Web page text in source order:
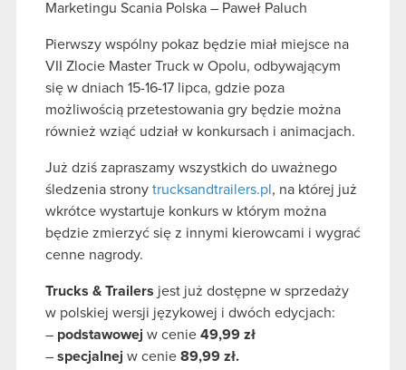
Marketingu Scania Polska – Paweł Paluch
Pierwszy wspólny pokaz będzie miał miejsce na
VII Zlocie Master Truck w Opolu, odbywającym
się w dniach 15-16-17 lipca, gdzie poza
możliwością przetestowania gry będzie można
również wziąć udział w konkursach i animacjach.
Już dziś zapraszamy wszystkich do uważnego
śledzenia strony trucksandtrailers.pl , na której już
wkrótce wystartuje konkurs w którym można
będzie zmierzyć się z innymi kierowcami i wygrać
cenne nagrody.
Trucks & Trailers jest już dostępne w sprzedaży
w polskiej wersji językowej i dwóch edycjach:
– podstawowej w cenie 49,99 zł
– specjalnej w cenie 89,99 zł.